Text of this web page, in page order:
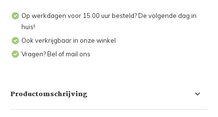
Op werkdagen voor 15.00 uur besteld? De volgende dag in
huis!
Ook verkrijgbaar in onze winkel
Vragen? Bel of mail ons
Productomschrijving